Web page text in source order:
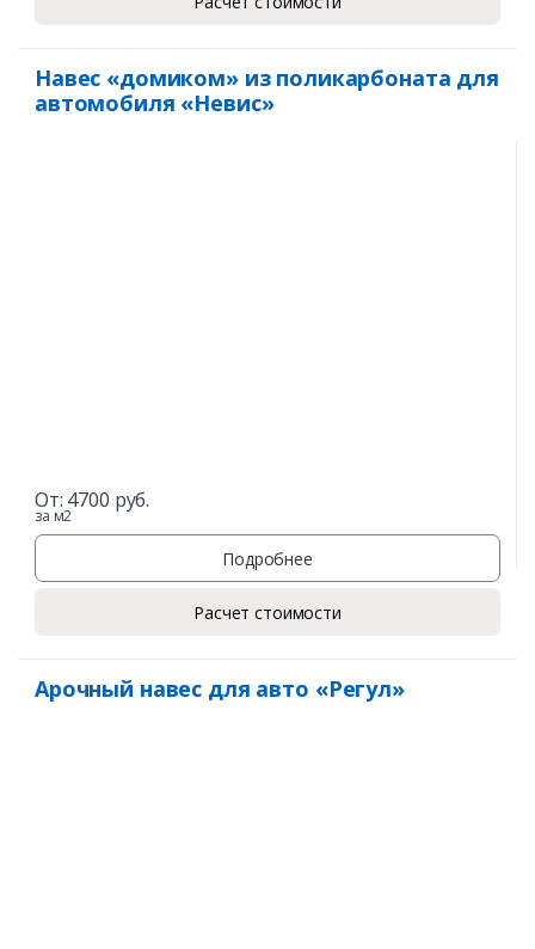
Навес «домиком» из поликарбоната для
автомобиля «Невис»
От: 4700 руб.
за м2
Подробнее
Расчет стоимости
Арочный навес для авто «Регул»